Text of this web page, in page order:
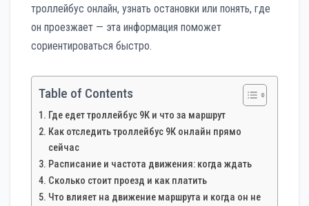
троллейбус онлайн, узнать остановки или понять, где
он проезжает — эта информация поможет
сориентироваться быстро.
Table of Contents
Где едет троллейбус 9К и что за маршрут
Как отследить троллейбус 9К онлайн прямо
сейчас
Расписание и частота движения: когда ждать
Сколько стоит проезд и как платить
Что влияет на движение маршрута и когда он не